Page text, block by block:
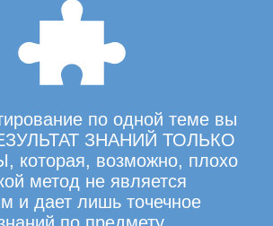
по одной теме вы
ЗНАНИЙ ТОЛЬКО
возможно, плохо
метод не является
и дает лишь точечное